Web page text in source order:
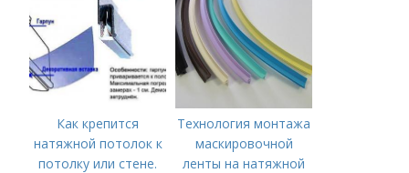
Как крепится
натяжной потолок к
потолку или стене.
Технология монтажа
маскировочной
ленты на натяжной